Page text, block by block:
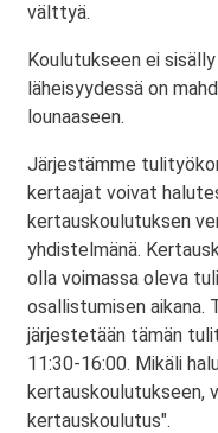
välttyä.
Koulutukseen ei
läheisyydessä on
lounaaseen.
Järjestämme
kertaajat voivat
kertauskoulutuksen
yhdistelmänä.
olla voimassa oleva
osallistumisen
järjestetään tämän
11:30-16:00. Mikäli
kertauskoulutukseen,
kertauskoulutus".